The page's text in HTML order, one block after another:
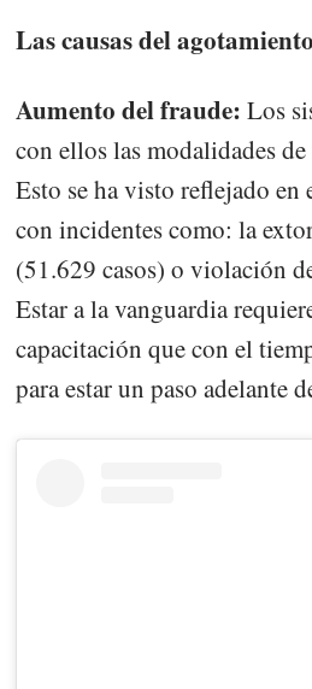
Las causas del
Aumento del fraude: Los
con ellos las modalidades
Esto se ha visto reflejado en
con incidentes como: la
(51.629 casos) o violación
Estar a la vanguardia
capacitación que con el
para estar un paso adelante